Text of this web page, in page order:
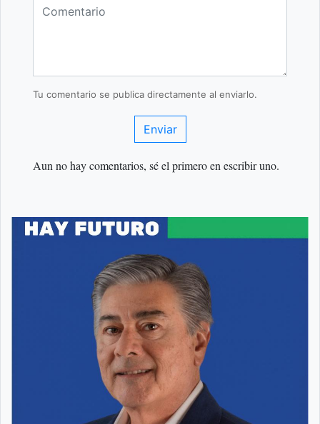
Tu comentario se publica directamente al enviarlo.
Enviar
Aun no hay comentarios, sé el primero en escribir uno.